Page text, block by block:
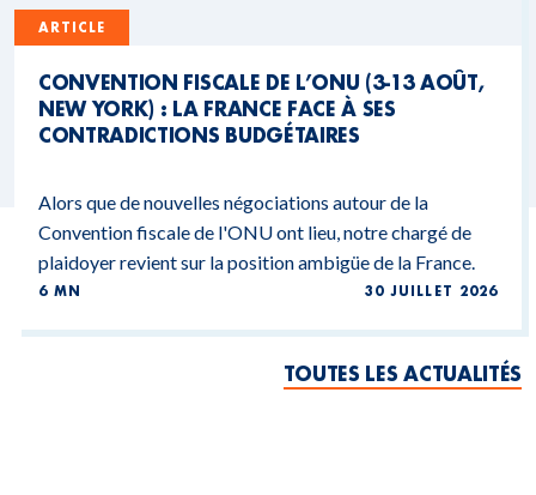
ARTICLE
CONVENTION FISCALE DE L’ONU (3-13 AOÛT,
NEW YORK) : LA FRANCE FACE À SES
CONTRADICTIONS BUDGÉTAIRES
Alors que de nouvelles négociations autour de la
Convention fiscale de l'ONU ont lieu, notre chargé de
plaidoyer revient sur la position ambigüe de la France.
6 MN 30 JUILLET 2026
TOUTES LES ACTUALITÉS